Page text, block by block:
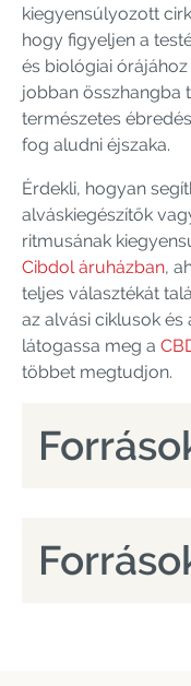
kiegyensúlyozott
hogy figyeljen a
és biológiai
jobban összhangba
természetes
fog aludni éjszaka.
Érdekli, hogyan
alváskiegészítők
ritmusának
Cibdol áruházban,
teljes választékát
az alvási ciklusok és
látogassa meg a
többet megtudjon.